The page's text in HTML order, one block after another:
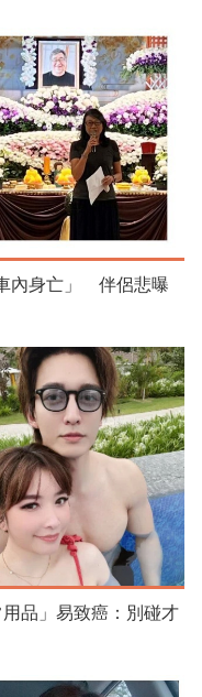
內身亡」 伴侶悲曝
品」易致癌：別碰才